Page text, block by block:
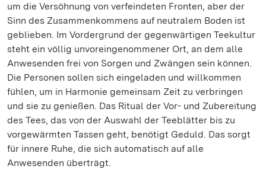
um die Versöhnung von verfeindeten Fronten, aber der
Sinn des Zusammenkommens auf neutralem Boden ist
geblieben. Im Vordergrund der gegenwärtigen Teekultur
steht ein völlig unvoreingenommener Ort, an dem alle
Anwesenden frei von Sorgen und Zwängen sein können.
Die Personen sollen sich eingeladen und willkommen
fühlen, um in Harmonie gemeinsam Zeit zu verbringen
und sie zu genießen. Das Ritual der Vor- und Zubereitung
des Tees, das von der Auswahl der Teeblätter bis zu
vorgewärmten Tassen geht, benötigt Geduld. Das sorgt
für innere Ruhe, die sich automatisch auf alle
Anwesenden überträgt.